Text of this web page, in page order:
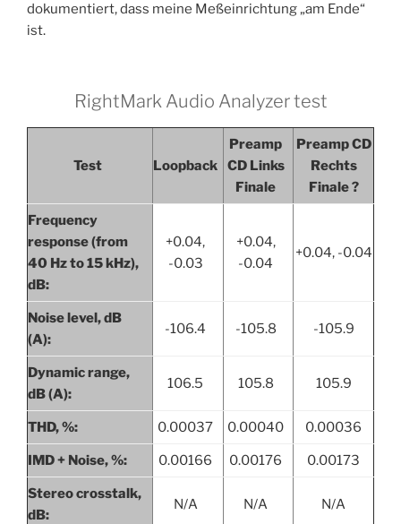
dokumentiert, dass meine Meßeinrichtung „am Ende“
ist.
RightMark Audio Analyzer test
Test Loopback
Preamp
CD Links
Finale
Preamp CD
Rechts
Finale ?
Frequency
response (from
40 Hz to 15 kHz),
dB:
+0.04,
-0.03
+0.04,
-0.04
+0.04, -0.04
Noise level, dB
(A):
-106.4 -105.8 -105.9
Dynamic range,
dB (A):
106.5 105.8 105.9
THD, %: 0.00037 0.00040 0.00036
IMD + Noise, %: 0.00166 0.00176 0.00173
Stereo crosstalk,
dB:
N/A N/A N/A